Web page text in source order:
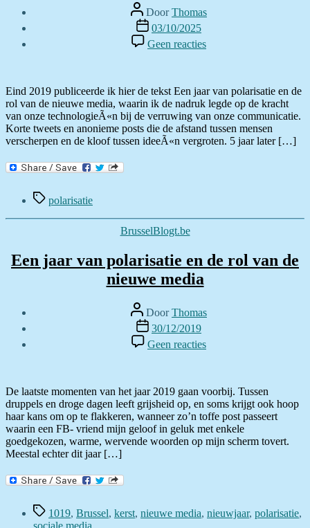
Berichtauteur
DoorThomas
Berichtdatum
03/10/2025
Geen reacties
Na
polarisatie,
de
remedie
(een
stappenplan)
Eind 2019 publiceerde ik hier de tekst Een jaar van polarisatie en de
rol van de nieuwe media, waarin ik de nadruk legde op de kracht
van onze technologieÃ«n bij de verruwing van onze communicatie.
Korte tweets en anonieme posts die de afstand tussen mensen
verscherpen en de kloof tussen ideeÃ«n vergroten. 5 jaar later […]
Tagspolarisatie
Categorieën
BrusselBlogt.be
Een jaar van polarisatie en de rol van de
nieuwe media
Berichtauteur
DoorThomas
Berichtdatum
30/12/2019
Geen reacties
Een
polarisatie
en
de
rol
van
De laatste momenten van het jaar 2019 gaan voorbij. Tussen
druppels en droge dagen leeft grijsheid op, en soms krijgt ook hoop
haar kans om op te flakkeren, wanneer zo’n toffe post passeert
waarin een FB- vriend mijn geloof in geluk met enkele
goedgekozen, warme, wervende woorden op mijn scherm tovert.
Meestal echter dit jaar […]
Tags1019, Brussel, kerst, nieuwe media, nieuwjaar, polarisatie,
sociale media